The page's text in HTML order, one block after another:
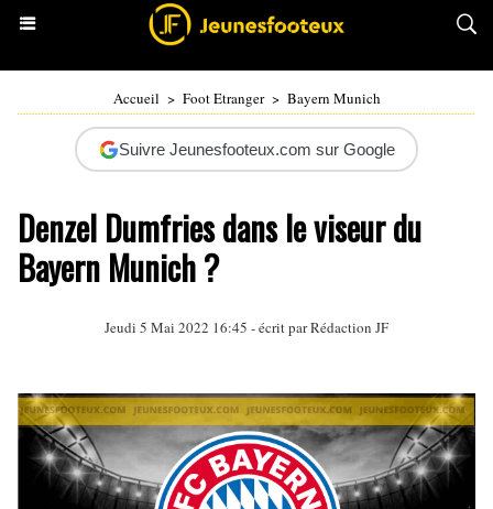
Accueil > Foot Etranger > Bayern Munich
Suivre Jeunesfooteux.com sur Google
Denzel Dumfries dans le viseur du
Bayern Munich ?
Jeudi 5 Mai 2022 16:45 - écrit par Rédaction JF